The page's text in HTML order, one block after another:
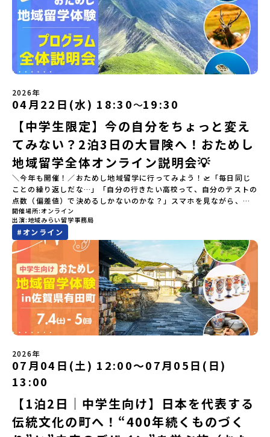
2026年
04月22日(水) 18:30〜19:30
【中学生限定】今の自分をちょっと変え
てみない？2泊3日の大冒険へ！おためし
地域留学全体オンライン説明会💡
＼今年も開催！／おためし地域留学に行ってみよう！🛫「毎日同じ
ことの繰り返しだな…」「自分の行きたい高校って、自分のテストの
点数（偏差値）で決めるしかないのかな？」スマホを見ながら、進
路にモヤモヤしているそこのあなたへ！👀テストの点数ではなく、
あなたの「ワクワク（＝自分軸）」で進路を選ぶ。そんな新しい選
択肢が、「地域みらい留学」です。「でも、いきなり知らない土地
の高校に進学するなんて不安…」そんな人のために、2泊3日で気軽
にプチ体験できる【おためし地域留学】の魅力を凝縮したオンライ
ン説明会のアーカイブ（録画）を公開中です！✨＼🔥ここがすごい！
🔥／おためし地域留学 3つのワクワク🔥🔥 ①スマホじゃわからない
「圧倒的な感動」！教科書を読むだけじゃわからない、その地域な
らではの大自然や歴史を「五感」でフル体験！カヌーに乗ったり、
伝統文化に触れたり、本物の冒険が待っています！🔥 ②「初めまし
て」が「一生の友達」に変わる！全国から「新しいことに挑戦した
い！」「今の自分を変えたい！」と思っている同世代の中学生が大
集合！地元の高校生と一緒にご飯を食べて語り合えば、たった数日
で最高の仲間になる！🔥 ③宿泊費・体験費はなんと【無料】！親元
を離れる初めての一人旅でも大丈夫。頼れるスタッフがしっかりサ
ポートするので安心・安全です！ーーーーーーーーーーーーーーー
ーーーーーーーーー📺 全体オンライン説明会（アーカイブ配信）
2026年4月22日に開催された説明会の録画をご覧いただけます。こ
の動画を見れば、あなたの「なんとなく不安」が「絶対に行ってみ
たい！」に変わるはず💡お家からリラックスして視聴してみてくだ
開催場所 オンライン
出演 地域みらい留学事務局
#オンライン
2026年
07月04日(土) 12:00〜07月05日(日)
13:00
【1泊2日｜中学生向け】日本を代表する
伝統文化の町へ！“400年続くものづく